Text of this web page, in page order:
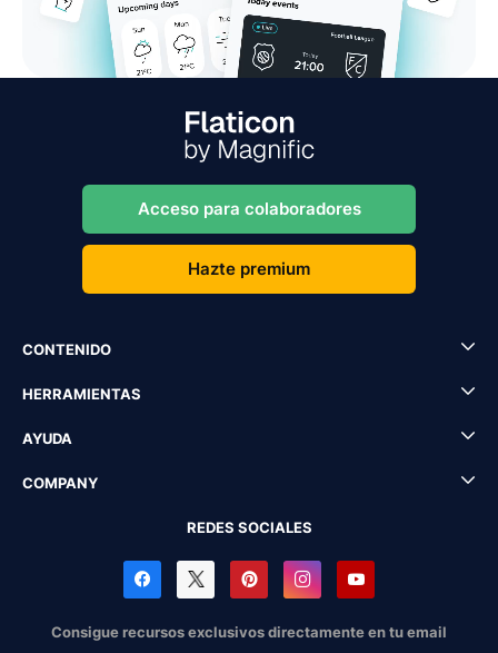
Acceso para colaboradores
Hazte premium
CONTENIDO
HERRAMIENTAS
AYUDA
COMPANY
REDES SOCIALES
Consigue recursos exclusivos directamente en tu email